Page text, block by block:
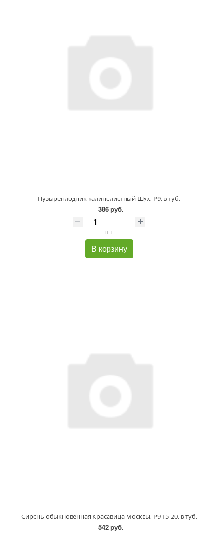
Пузыреплодник калинолистный Шух, P9, в туб.
386 руб.
шт
В корзину
Сирень обыкновенная Красавица Москвы, P9 15-20, в туб.
542 руб.